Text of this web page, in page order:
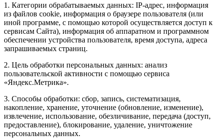
1. Категории обрабатываемых данных: IP-адрес, информация
из файлов cookie, информация о браузере пользователя (или
иной программе, с помощью которой осуществляется доступ к
сервисам Сайта), информация об аппаратном и программном
обеспечении устройства пользователя, время доступа, адреса
запрашиваемых страниц.
2. Цель обработки персональных данных: анализ
пользовательской активности с помощью сервиса
«Яндекс.Метрика».
3. Способы обработки: сбор, запись, систематизация,
накопление, хранение, уточнение (обновление, изменение),
извлечение, использование, обезличивание, передача (доступ,
предоставление), блокирование, удаление, уничтожение
персональных данных.